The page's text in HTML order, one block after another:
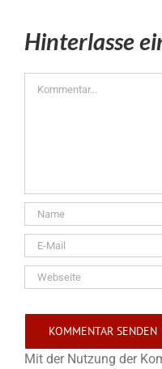
Hinterlasse
Mit der Nutzung der